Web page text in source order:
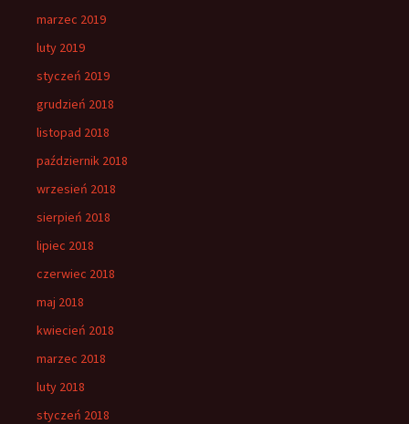
marzec 2019
luty 2019
styczeń 2019
grudzień 2018
listopad 2018
październik 2018
wrzesień 2018
sierpień 2018
lipiec 2018
czerwiec 2018
maj 2018
kwiecień 2018
marzec 2018
luty 2018
styczeń 2018